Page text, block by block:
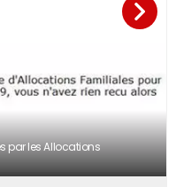
par les Allocations